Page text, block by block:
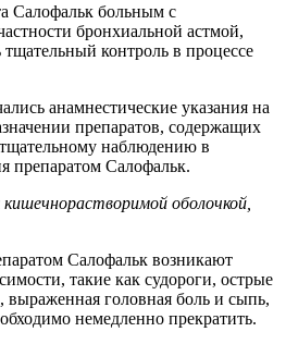
Салофальк больным с
бронхиальной астмой,
контроль в процессе
анамнестические указания на
препаратов, содержащих
наблюдению в
препаратом Салофальк.
оболочкой,
Салофальк возникают
такие как судороги, острые
выраженная головная боль и сыпь,
немедленно прекратить.